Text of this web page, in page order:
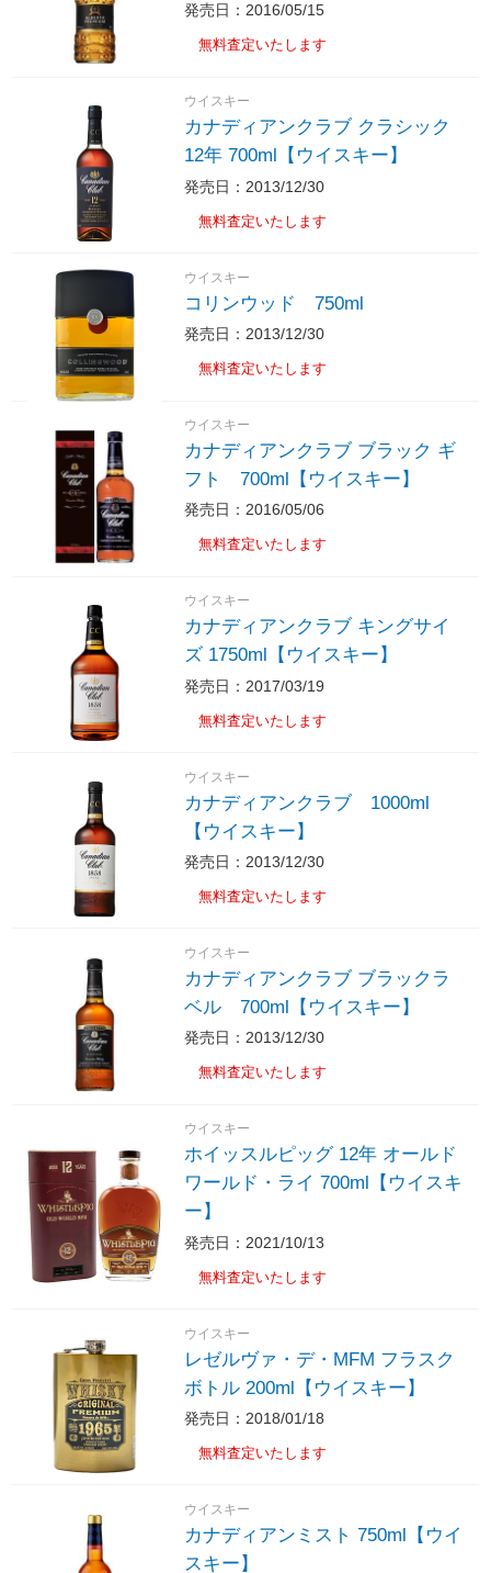
発売日：2016/05/15
無料査定いたします
ウイスキー
カナディアンクラブ クラシック
12年 700ml【ウイスキー】
発売日：2013/12/30
無料査定いたします
ウイスキー
コリンウッド 750ml
発売日：2013/12/30
無料査定いたします
ウイスキー
カナディアンクラブ ブラック ギ
フト 700ml【ウイスキー】
発売日：2016/05/06
無料査定いたします
ウイスキー
カナディアンクラブ キングサイ
ズ 1750ml【ウイスキー】
発売日：2017/03/19
無料査定いたします
ウイスキー
カナディアンクラブ 1000ml
【ウイスキー】
発売日：2013/12/30
無料査定いたします
ウイスキー
カナディアンクラブ ブラックラ
ベル 700ml【ウイスキー】
発売日：2013/12/30
無料査定いたします
ウイスキー
ホイッスルピッグ 12年 オールド
ワールド・ライ 700ml【ウイスキ
ー】
発売日：2021/10/13
無料査定いたします
ウイスキー
レゼルヴァ・デ・MFM フラスク
ボトル 200ml【ウイスキー】
発売日：2018/01/18
無料査定いたします
ウイスキー
カナディアンミスト 750ml【ウイ
スキー】